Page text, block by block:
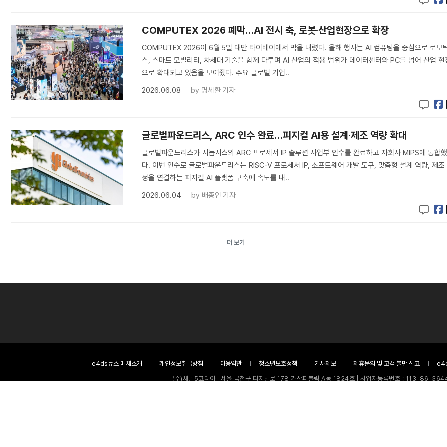
COMPUTEX 2026 폐막…AI 전시 축, 로봇·산업현장으로 확장
COMPUTEX 2026이 6월 5일 대만 타이베이에서 막을 내렸다. 올해 행사는 AI 컴퓨팅을 중심으로 로보
스, 스마트 모빌리티, 차세대 기술을 함께 다루며 AI 산업의 적용 범위가 데이터센터와 PC를 넘어 산업 현
으로 확대되고 있음을 보여줬다. 주요 글로벌 기업..
2026.06.08
by 명세환 기자
글로벌파운드리스, ARC 인수 완료…피지컬 AI용 설계·제조 역량 확대
글로벌파운드리스가 시놉시스의 ARC 프로세서 IP 솔루션 사업부 인수를 완료하고 자회사 MIPS에 통합했
다. 이번 인수로 글로벌파운드리스는 RISC-V 프로세서 IP, 소프트웨어 개발 도구, 맞춤형 설계 역량, 제조
정을 연결하는 피지컬 AI 플랫폼 구축에 속도를 내..
2026.06.04
by 배종인 기자
더 보기
e4ds뉴스 매체소개 개인정보취급방침 이용약관 청소년보호정책 기사제보 제휴문의 및 고객 불만 신고
(주)채널5코리아 | 서울 금천구 디지털로 178 가산퍼블릭 A동 1824호 | 사업자등록번호 : 113-86-